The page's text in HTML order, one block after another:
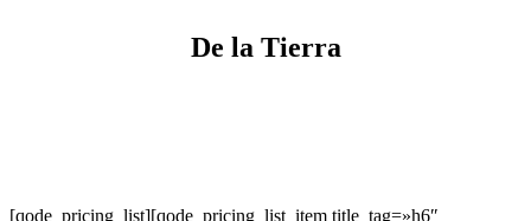
De la Tierra
[qode_pricing_list][qode_pricing_list_item title_tag=»h6″